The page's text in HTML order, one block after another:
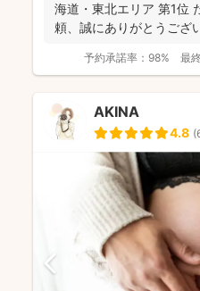
海道・東北エリア 第1位
頼、誠にありがとう
予約承諾率： 98% 最
AKINA
4.8 (